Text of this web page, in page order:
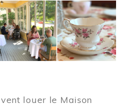
louer le Maison